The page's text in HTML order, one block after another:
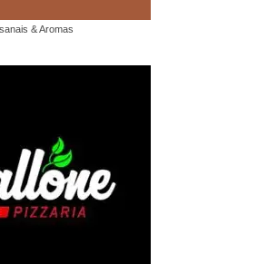
& Aromas